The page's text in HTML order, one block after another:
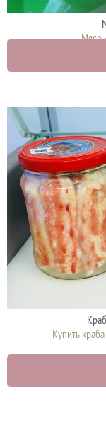
Мясо
Купить